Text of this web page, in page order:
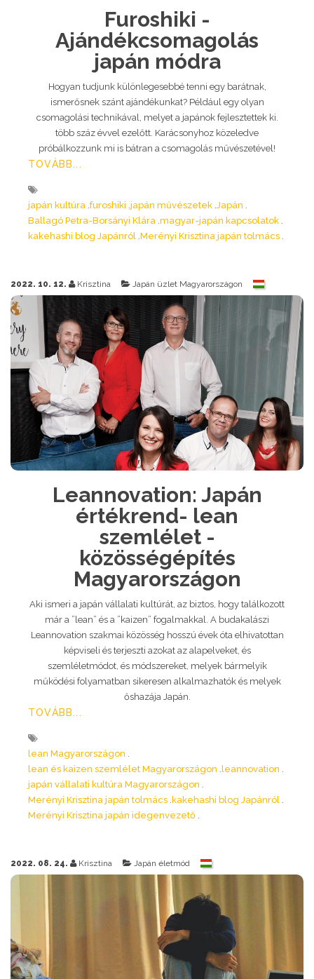
Furoshiki -
Ajándékcsomagolás
japán módra
Hogyan tudjunk különlegesebbé tenni egy barátnak,
ismerősnek szánt ajándékunkat? Például egy olyan
csomagolási technikával, melyet a japánok fejlesztettek ki.
több száz évvel ezelőtt. Karácsonyhoz közeledve
próbálkozzunk mi is bátran a csomagolás művészetével!
TOVÁBB...
japán kultúra furoshiki japán művészetek Japán
Ballagó Petra-Borsányi Klára magyar-japán kapcsolatok
kakehashi blog Japánról Merényi Krisztina japán tolmács
2022. 10. 12. Krisztina Japán üzlet Magyarországon
Leannovation: Japán
értékrend- lean
szemlélet -
közösségépítés
Magyarországon
Aki ismeri a japán vállalati kultúrát, az biztos, hogy találkozott
már a ”lean” és a ”kaizen” fogalmakkal. A budakalászi
Leannovation szakmai közösség hosszú évek óta elhivatottan
képviseli és terjeszti azokat az alapelveket, és
szemléletmódot, és módszereket, melyek bármelyik
működési folyamatban sikeresen alkalmazhatók és melyek
őshazája Japán.
TOVÁBB...
lean Magyarországon
lean és kaizen szemlélet Magyarországon leannovation
japán vállalati kultúra Magyarországon
Merényi Krisztina japán tolmács kakehashi blog Japánról
Merényi Krisztina japán idegenvezető
2022. 08. 24. Krisztina Japán életmód